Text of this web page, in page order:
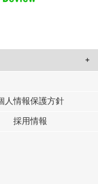
せたコンテンツや広告の
供しています。
に提供した他の情報や、
収集した他の情報を組み
人情報保護方針
採用情報